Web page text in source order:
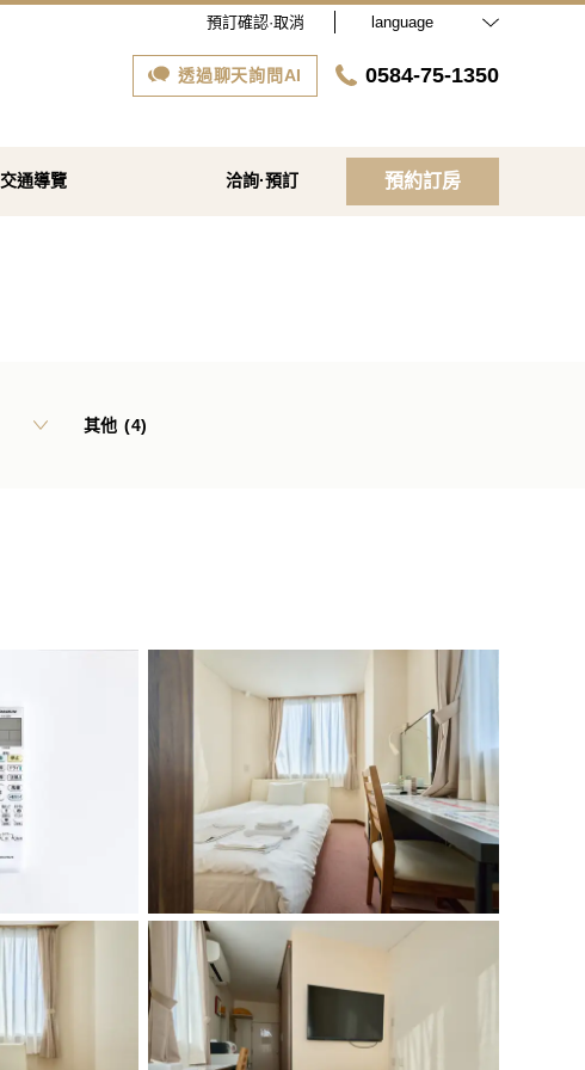
預訂確認·取消 language
透過聊天詢問AI 0584-75-1350
交通導覽 洽詢·預訂 預約訂房
其他 (4)